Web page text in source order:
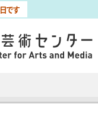
です